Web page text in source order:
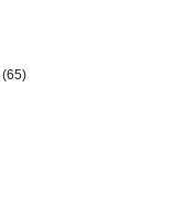
(65)